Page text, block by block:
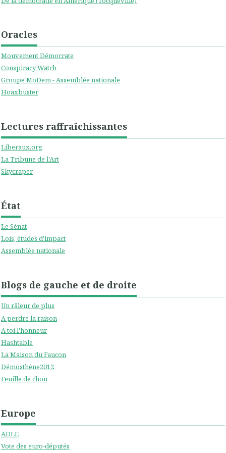
Oracles
Mouvement Démocrate
Conspiracy Watch
Groupe MoDem - Assemblée nationale
Hoaxbuster
Lectures raffraîchissantes
Liberaux.org
La Tribune de l'Art
Skycraper
État
Le Sénat
Lois, études d'impact
Assemblée nationale
Blogs de gauche et de droite
Un râleur de plus
A perdre la raison
A toi l'honneur
Hashtable
La Maison du Faucon
Démosthène2012
Feuille de chou
Europe
ADLE
Vote des euro-députés